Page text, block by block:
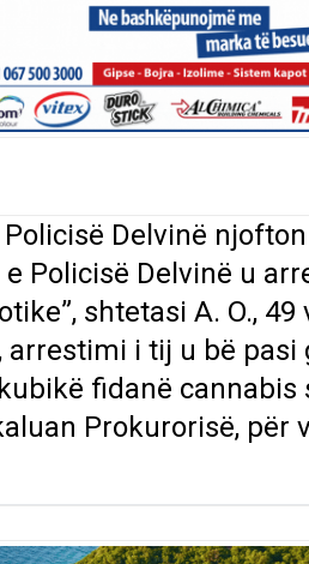
Delvinë
Policisë Delvinë u
shtetasi A. O.,
arrestimi i tij u bë
fidanë cannabis
Prokurorisë, për